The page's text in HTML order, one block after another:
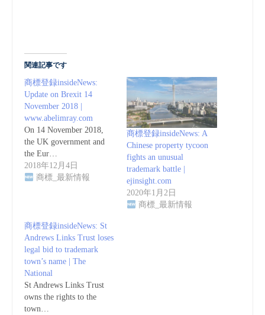
関連記事です
商標登録insideNews:
Update on Brexit 14
November 2018 |
www.abelimray.com
On 14 November 2018,
the UK government and
the Eur…
2018年12月4日
商標_最新情報
商標登録insideNews: A
Chinese property tycoon
fights an unusual
trademark battle |
ejinsight.com
2020年1月2日
商標_最新情報
商標登録insideNews: St
Andrews Links Trust loses
legal bid to trademark
town’s name | The
National
St Andrews Links Trust
owns the rights to the
town…